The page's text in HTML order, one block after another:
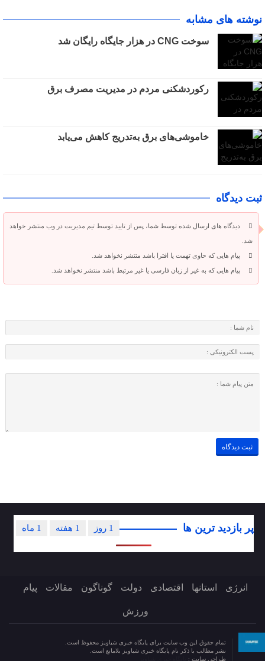
نوشته های مشابه
سوخت CNG در هزار جایگاه رایگان شد
رکوردشکنی مردم در مدیریت مصرف برق
خاموشی‌های برق به‌تدریج کاهش می‌یابد
ثبت دیدگاه
دیدگاه های ارسال شده توسط شما، پس از تایید توسط تیم مدیریت در وب منتشر خواهد
شد.
پیام هایی که حاوی تهمت یا افترا باشد منتشر نخواهد شد.
پیام هایی که به غیر از زبان فارسی یا غیر مرتبط باشد منتشر نخواهد شد.
پر بازدید ترین ها 1 ماه 1 هفته 1 روز
انرژی استانها اقتصادی دولت گوناگون مقالات پیام
ورزش
تمام حقوق این وب سایت برای پایگاه خبری شباویز محفوظ است.
نشر مطالب با ذکر نام پایگاه خبری شباویز بلامانع است.
طراحی سایت :